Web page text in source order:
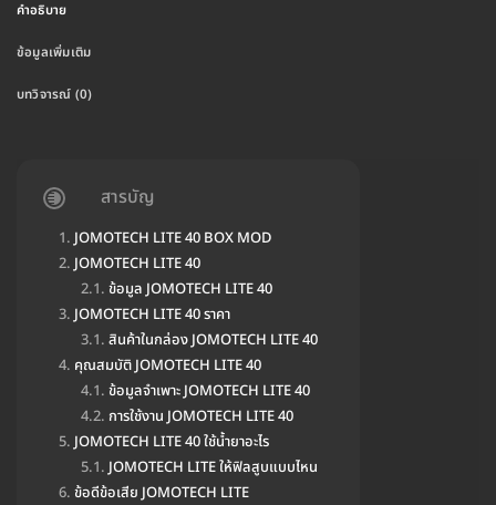
คำอธิบาย
ข้อมูลเพิ่มเติม
บทวิจารณ์ (0)
สารบัญ
JOMOTECH LITE 40 BOX MOD
JOMOTECH LITE 40
ข้อมูล JOMOTECH LITE 40
JOMOTECH LITE 40 ราคา
สินค้าในกล่อง JOMOTECH LITE 40
คุณสมบัติ JOMOTECH LITE 40
ข้อมูลจำเพาะ JOMOTECH LITE 40
การใช้งาน JOMOTECH LITE 40
JOMOTECH LITE 40 ใช้น้ำยาอะไร
JOMOTECH LITE ให้ฟิลสูบแบบไหน
ข้อดีข้อเสีย JOMOTECH LITE